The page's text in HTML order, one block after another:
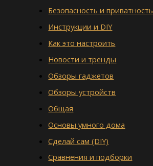
Безопасность и приватность
Инструкции и DIY
Как это настроить
Новости и тренды
Обзоры гаджетов
Обзоры устройств
Общая
Основы умного дома
Сделай сам (DIY)
Сравнения и подборки